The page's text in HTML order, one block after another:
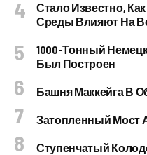
Стало Известно,
Среды Влияют На
1000-Тонный
Был Построен
Башня Маккейга В
Затопленный Мост
Ступенчатый